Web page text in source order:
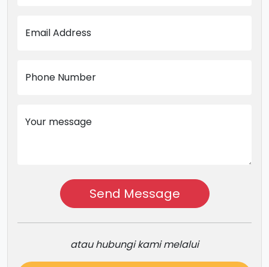
Email Address
Phone Number
Your message
Send Message
atau hubungi kami melalui